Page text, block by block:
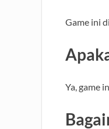
Game ini
Ya, game